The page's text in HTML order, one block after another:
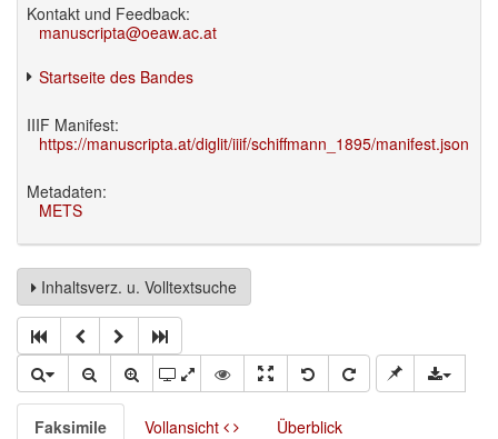
Kontakt und Feedback:
manuscripta@oeaw.ac.at
Startseite des Bandes
IIIF Manifest:
https://manuscripta.at/diglit/iiif/schiffmann_1895/manifest.json
Metadaten:
METS
Inhaltsverz. u. Volltextsuche
Faksimile Vollansicht Überblick